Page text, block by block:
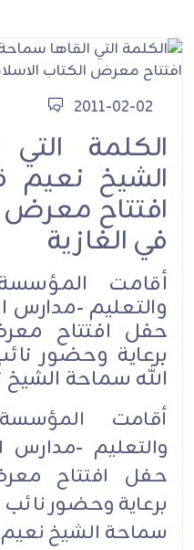
2011-02-02
الكلمة
الشيخ
افتتاح معرض
في الغازية
أقامت المؤسسة
والتعليم -مدارس
حفل افتتاح
برعاية وحضور
الله سماحة
أقامت المؤسسة
والتعليم -مدارس
حفل افتتاح
برعاية وحضور نائب
سماحة الشيخ